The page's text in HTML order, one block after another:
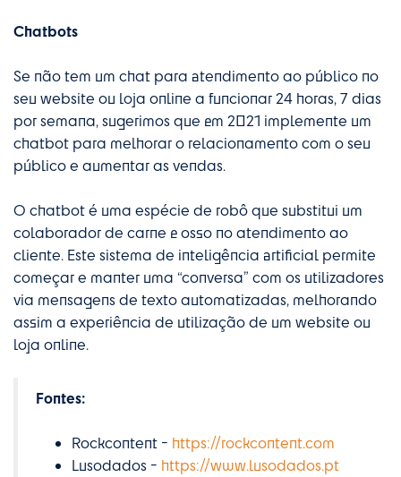
Chatbots
Se não tem um chat para atendimento ao público no
seu website ou loja online a funcionar 24 horas, 7 dias
por semana, sugerimos que em 2021 implemente um
chatbot para melhorar o relacionamento com o seu
público e aumentar as vendas.
O chatbot é uma espécie de robô que substitui um
colaborador de carne e osso no atendimento ao
cliente. Este sistema de inteligência artificial permite
começar e manter uma “conversa” com os utilizadores
via mensagens de texto automatizadas, melhorando
assim a experiência de utilização de um website ou
loja online.
Fontes:
Rockcontent - https://rockcontent.com
Lusodados - https://www.lusodados.pt